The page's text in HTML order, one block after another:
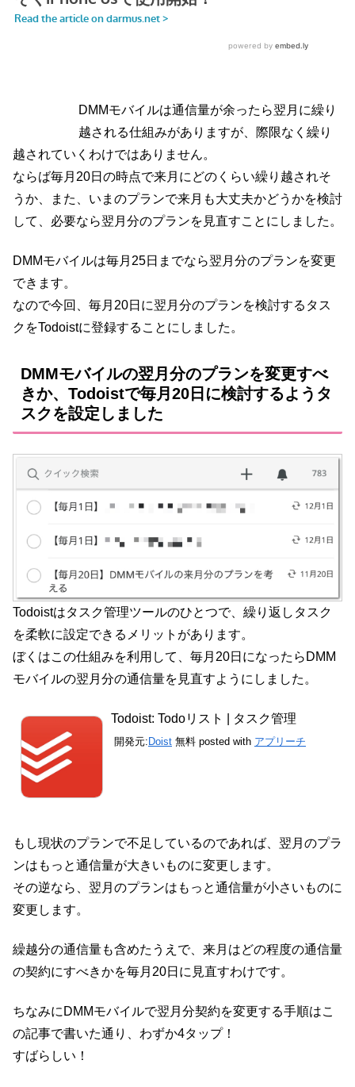
DMMモバイルは通信量が余ったら翌月に繰り
越される仕組みがありますが、際限なく繰り
越されていくわけではありません。
ならば毎月20日の時点で来月にどのくらい繰り越されそ
うか、また、いまのプランで来月も大丈夫かどうかを検討
して、必要なら翌月分のプランを見直すことにしました。
DMMモバイルは毎月25日までなら翌月分のプランを変更
できます。
なので今回、毎月20日に翌月分のプランを検討するタス
クをTodoistに登録することにしました。
DMMモバイルの翌月分のプランを変更すべ
きか、Todoistで毎月20日に検討するようタ
スクを設定しました
Todoistはタスク管理ツールのひとつで、繰り返しタスク
を柔軟に設定できるメリットがあります。
ぼくはこの仕組みを利用して、毎月20日になったらDMM
モバイルの翌月分の通信量を見直すようにしました。
Todoist: Todoリスト | タスク管理
開発元: Doist 無料 posted with アプリーチ
もし現状のプランで不足しているのであれば、翌月のプラ
ンはもっと通信量が大きいものに変更します。
その逆なら、翌月のプランはもっと通信量が小さいものに
変更します。
繰越分の通信量も含めたうえで、来月はどの程度の通信量
の契約にすべきかを毎月20日に見直すわけです。
ちなみにDMMモバイルで翌月分契約を変更する手順はこ
の記事で書いた通り、わずか4タップ！
すばらしい！